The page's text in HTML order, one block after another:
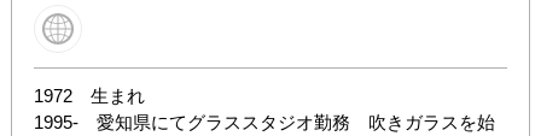
1972　生まれ
1995-　愛知県にてグラススタジオ勤務　吹きガラスを始